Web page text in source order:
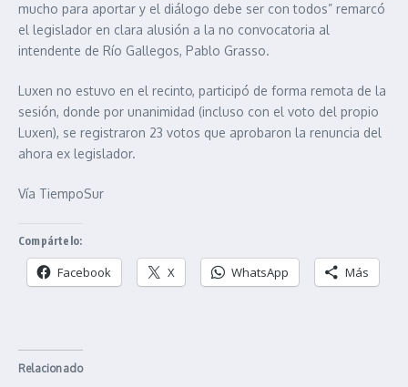
mucho para aportar y el diálogo debe ser con todos” remarcó
el legislador en clara alusión a la no convocatoria al
intendente de Río Gallegos, Pablo Grasso.
Luxen no estuvo en el recinto, participó de forma remota de la
sesión, donde por unanimidad (incluso con el voto del propio
Luxen), se registraron 23 votos que aprobaron la renuncia del
ahora ex legislador.
Vía TiempoSur
Compártelo:
Facebook X WhatsApp Más
Relacionado